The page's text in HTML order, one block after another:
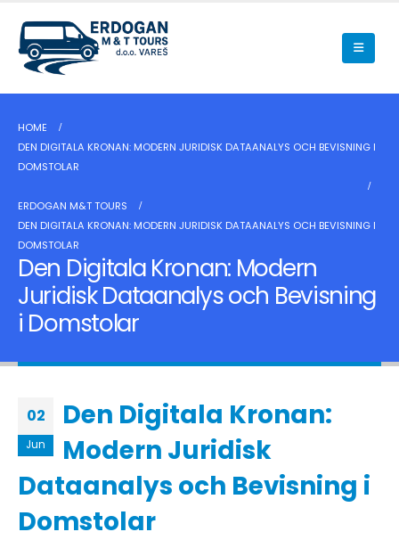
HOME
DEN DIGITALA KRONAN: MODERN JURIDISK DATAANALYS OCH BEVISNING I
DOMSTOLAR
ERDOGAN M&T TOURS
DEN DIGITALA KRONAN: MODERN JURIDISK DATAANALYS OCH BEVISNING I
DOMSTOLAR
Den Digitala Kronan: Modern
Juridisk Dataanalys och Bevisning
i Domstolar
02
Jun
Den Digitala Kronan:
Modern Juridisk
Dataanalys och Bevisning i
Domstolar